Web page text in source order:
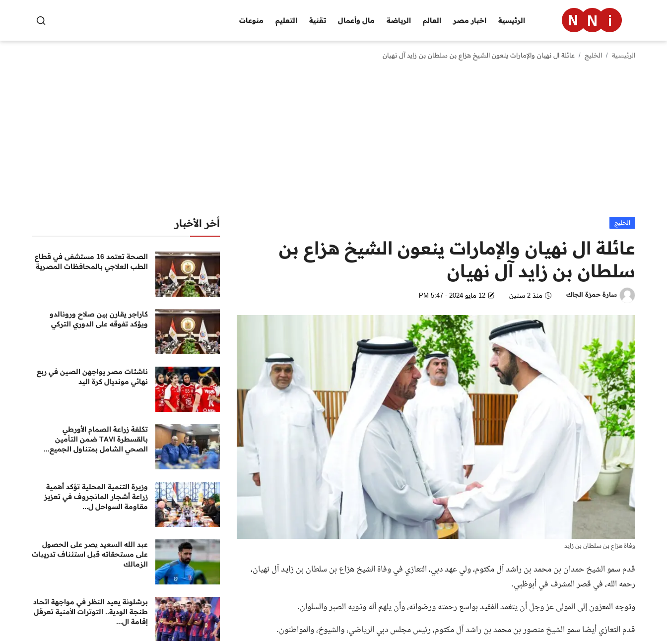
الرئيسية اخبار مصر العالم الرياضة مال وأعمال تقنية التعليم منوعات
منوعات
الرئيسية الخليج عائلة ال نهيان والإمارات ينعون الشيخ هزاع بن سلطان بن زايد آل نهيان
الخليج
عائلة ال نهيان والإمارات ينعون الشيخ هزاع بن
سلطان بن زايد آل نهيان
سارة حمزة الجاك منذ 2 سنين 12 مايو 2024 - 5:47 PM
وفاة هزاع بن سلطان بن زايد
قدم سمو الشيخ حمدان بن محمد بن راشد آل مكتوم، ولي عهد دبي، التعازي فيوفاة الشيخ هزاع بن سلطان بن زايد آل نهيان،
رحمه الله، في قصر المشرف في أبوظبي.
وتوجه المعزون إلى المولى عز وجل أن يتغمد الفقيد بواسع رحمته ورضوانه، وأن يلهم آله وذويه الصبر والسلوان.
قدم التعازي أيضا سمو الشيخ منصور بن محمد بن راشد آل مكتوم، رئيس مجلس دبي الرياضي، والشيوخ، والمواطنون.
أخر الأخبار
الصحة تعتمد 16 مستشفى في قطاع
الطب العلاجي بالمحافظات المصرية
كاراجر يقارن بين صلاح ورونالدو
ويؤكد تفوقه على الدوري التركي
ناشئات مصر يواجهن الصين في ربع
نهائي مونديال كرة اليد
تكلفة زراعة الصمام الأورطي
بالقسطرة TAVI ضمن التأمين
الصحي الشامل بمتناول الجميع...
وزيرة التنمية المحلية تؤكد أهمية
زراعة أشجار المانجروف في تعزيز
مقاومة السواحل ل...
عبد الله السعيد يصر على الحصول
على مستحقاته قبل استئناف تدريبات
الزمالك
برشلونة يعيد النظر في مواجهة اتحاد
طنجة الودية.. التوترات الأمنية تعرقل
إقامة ال...